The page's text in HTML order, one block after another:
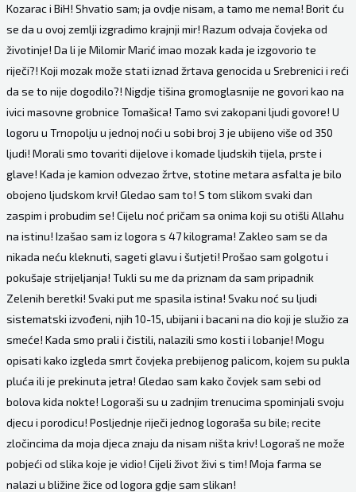
Kozarac i BiH! Shvatio sam; ja ovdje nisam, a tamo me nema! Borit ću
se da u ovoj zemlji izgradimo krajnji mir! Razum odvaja čovjeka od
životinje! Da li je Milomir Marić imao mozak kada je izgovorio te
riječi?! Koji mozak može stati iznad žrtava genocida u Srebrenici i reći
da se to nije dogodilo?! Nigdje tišina gromoglasnije ne govori kao na
ivici masovne grobnice Tomašica! Tamo svi zakopani ljudi govore! U
logoru u Trnopolju u jednoj noći u sobi broj 3 je ubijeno više od 350
ljudi! Morali smo tovariti dijelove i komade ljudskih tijela, prste i
glave! Kada je kamion odvezao žrtve, stotine metara asfalta je bilo
obojeno ljudskom krvi! Gledao sam to! S tom slikom svaki dan
zaspim i probudim se! Cijelu noć pričam sa onima koji su otišli Allahu
na istinu! Izašao sam iz logora s 47 kilograma! Zakleo sam se da
nikada neću kleknuti, sageti glavu i šutjeti! Prošao sam golgotu i
pokušaje strijeljanja! Tukli su me da priznam da sam pripadnik
Zelenih beretki! Svaki put me spasila istina! Svaku noć su ljudi
sistematski izvođeni, njih 10-15, ubijani i bacani na dio koji je služio za
smeće! Kada smo prali i čistili, nalazili smo kosti i lobanje! Mogu
opisati kako izgleda smrt čovjeka prebijenog palicom, kojem su pukla
pluća ili je prekinuta jetra! Gledao sam kako čovjek sam sebi od
bolova kida nokte! Logoraši su u zadnjim trenucima spominjali svoju
djecu i porodicu! Posljednje riječi jednog logoraša su bile; recite
zločincima da moja djeca znaju da nisam ništa kriv! Logoraš ne može
pobjeći od slika koje je vidio! Cijeli život živi s tim! Moja farma se
nalazi u bližine žice od logora gdje sam slikan!